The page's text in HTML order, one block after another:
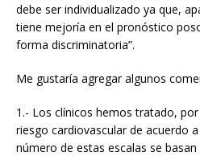
debe ser individualizado ya que,
tiene mejoría en el pronóstico
forma discriminatoria”.
Me gustaría agregar algunos
1.- Los clínicos hemos tratado,
riesgo cardiovascular de acuerdo
número de estas escalas se